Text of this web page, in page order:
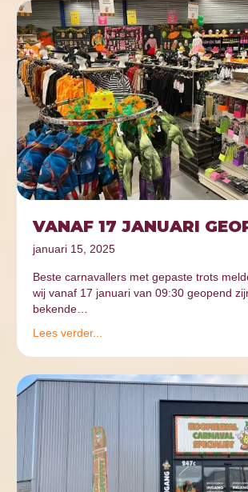
VANAF 17 JANUARI
januari 15, 2025
Beste carnavallers met gepaste trots
wij vanaf 17 januari van 09:30 geopend
bekende…
Lees verder...